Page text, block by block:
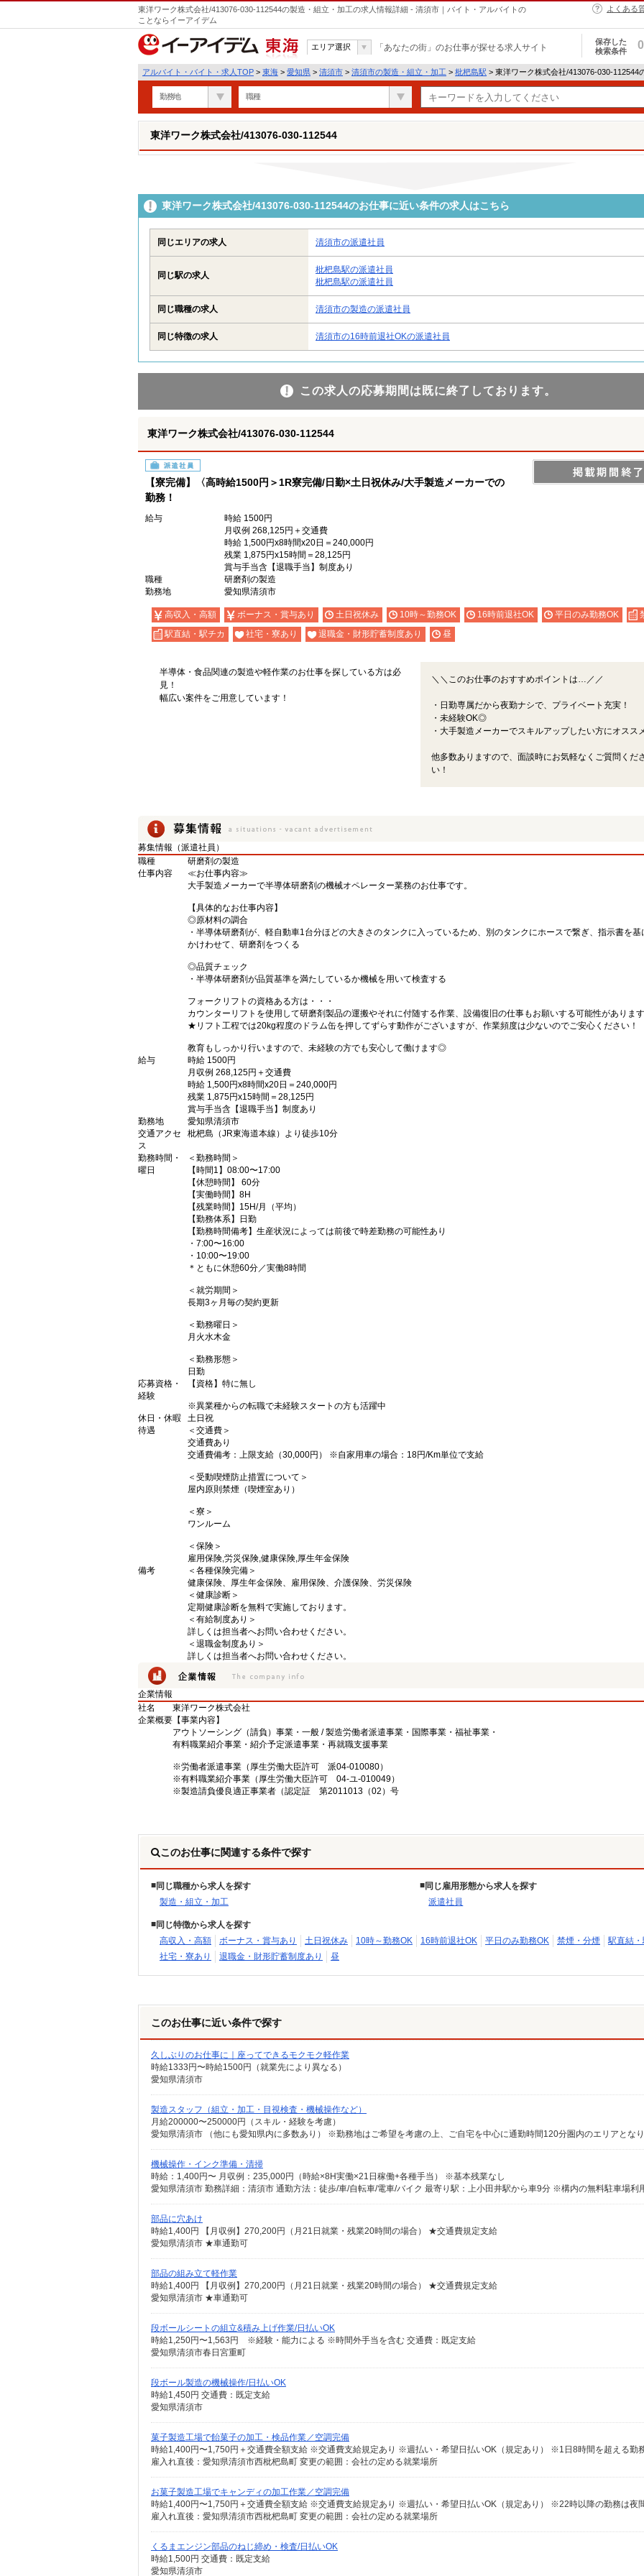
東洋ワーク株式会社/413076-030-112544の製造・組立・加工の求人情報詳細 - 清須市｜バイト・アルバイトの
ことならイーアイデム
よくある
東海
エリア選択 「あなたの街」のお仕事が探せる求人サイト
保存した
検索条件
0
アルバイト・バイト・求人TOP > 東海 > 愛知県 > 清須市 > 清須市の製造・組立・加工 > 枇杷島駅 > 東洋ワーク株式会社/413076-030-112544
勤務地 職種
東洋ワーク株式会社/413076-030-112544
東洋ワーク株式会社/413076-030-112544のお仕事に近い条件の求人はこちら
同じエリアの求人 清須市の派遣社員
同じ駅の求人
枇杷島駅の派遣社員
枇杷島駅の派遣社員
同じ職種の求人 清須市の製造の派遣社員
同じ特徴の求人 清須市の16時前退社OKの派遣社員
この求人の応募期間は既に終了しております。
東洋ワーク株式会社/413076-030-112544
派遣社員
【寮完備】〈高時給1500円＞1R寮完備/日勤×土日祝休み/大手製造メーカーでの
勤務！
給与
時給 1500円
月収例 268,125円＋交通費
時給 1,500円x8時間x20日＝240,000円
残業 1,875円x15時間＝28,125円
賞与手当含【退職手当】制度あり
職種
研磨剤の製造
勤務地
愛知県清須市
高収入・高額 ボーナス・賞与あり 土日祝休み 10時～勤務OK 16時前退社OK 平日のみ勤務OK
駅直結・駅チカ
社宅・寮あり 退職金・財形貯蓄制度あり 昼
半導体・食品関連の製造や軽作業のお仕事を探している方は必
見！
幅広い案件をご用意しています！
＼＼このお仕事のおすすめポイントは…／／
・日勤専属だから夜勤ナシで、プライベート充実！
・未経験OK◎
・大手製造メーカーでスキルアップしたい方にオスス
他多数ありますので、面談時にお気軽なくご質問くだ
い！
募集情報（派遣社員）
職種
研磨剤の製造
仕事内容
≪お仕事内容≫
大手製造メーカーで半導体研磨剤の機械オペレーター業務のお仕事です。
【具体的なお仕事内容】
◎原材料の調合
・半導体研磨剤が、軽自動車1台分ほどの大きさのタンクに入っているため、別のタンクにホースで繋ぎ、指示書を基
かけわせて、研磨剤をつくる
◎品質チェック
・半導体研磨剤が品質基準を満たしているか機械を用いて検査する
フォークリフトの資格ある方は・・・
カウンターリフトを使用して研磨剤製品の運搬やそれに付随する作業、設備復旧の仕事もお願いする可能性があります
★リフト工程では20kg程度のドラム缶を押してずらす動作がございますが、作業頻度は少ないのでご安心ください！
教育もしっかり行いますので、未経験の方でも安心して働けます◎
給与
時給 1500円
月収例 268,125円＋交通費
時給 1,500円x8時間x20日＝240,000円
残業 1,875円x15時間＝28,125円
賞与手当含【退職手当】制度あり
勤務地
愛知県清須市
交通アクセ
ス
枇杷島（JR東海道本線）より徒歩10分
勤務時間・
曜日
＜勤務時間＞
【時間1】08:00〜17:00
【休憩時間】 60分
【実働時間】8H
【残業時間】15H/月（平均）
【勤務体系】日勤
【勤務時間備考】生産状況によっては前後で時差勤務の可能性あり
・7:00〜16:00
・10:00〜19:00
＊ともに休憩60分／実働8時間
＜就労期間＞
長期3ヶ月毎の契約更新
＜勤務曜日＞
月火水木金
＜勤務形態＞
日勤
応募資格・
経験
【資格】特に無し
※異業種からの転職で未経験スタートの方も活躍中
休日・休暇
土日祝
待遇
＜交通費＞
交通費あり
交通費備考：上限支給（30,000円） ※自家用車の場合：18円/Km単位で支給
＜受動喫煙防止措置について＞
屋内原則禁煙（喫煙室あり）
＜寮＞
ワンルーム
＜保険＞
雇用保険,労災保険,健康保険,厚生年金保険
備考
＜各種保険完備＞
健康保険、厚生年金保険、雇用保険、介護保険、労災保険
＜健康診断＞
定期健康診断を無料で実施しております。
＜有給制度あり＞
詳しくは担当者へお問い合わせください。
＜退職金制度あり＞
詳しくは担当者へお問い合わせください。
企業情報
社名
東洋ワーク株式会社
企業概要 【事業内容】
アウトソーシング（請負）事業・一般 / 製造労働者派遣事業・国際事業・福祉事業・
有料職業紹介事業・紹介予定派遣事業・再就職支援事業
※労働者派遣事業（厚生労働大臣許可 派04-010080）
※有料職業紹介事業（厚生労働大臣許可 04-ユ-010049）
※製造請負優良適正事業者（認定証 第2011013（02）号
このお仕事に関連する条件で探す
同じ職種から求人を探す
製造・組立・加工
同じ雇用形態から求人を探す
派遣社員
同じ特徴から求人を探す
高収入・高額
ボーナス・賞与あり 土日祝休み 10時～勤務OK 16時前退社OK 平日のみ勤務OK 禁煙・分煙
駅直結・
社宅・寮あり
退職金・財形貯蓄制度あり 昼
このお仕事に近い条件で探す
久しぶりのお仕事に｜座ってできるモクモク軽作業
時給1333円〜時給1500円（就業先により異なる）
愛知県清須市
製造スタッフ（組立・加工・目視検査・機械操作など）
月給200000〜250000円（スキル・経験を考慮）
機械操作・インク準備・清掃
時給：1,400円〜 月収例：235,000円（時給×8H実働×21日稼働+各種手当） ※基本残業なし
愛知県清須市 勤務詳細：清須市 通勤方法：徒歩/車/自転車/電車/バイク 最寄り駅：上小田井駅から車9分 ※構内の無料駐車場利
部品に穴あけ
時給1,400円 【月収例】270,200円（月21日就業・残業20時間の場合） ★交通費規定支給
愛知県清須市 ★車通勤可
部品の組み立て軽作業
時給1,400円 【月収例】270,200円（月21日就業・残業20時間の場合） ★交通費規定支給
愛知県清須市 ★車通勤可
段ボールシートの組立&積み上げ作業/日払いOK
時給1,250円〜1,563円 ※経験・能力による ※時間外手当を含む 交通費：既定支給
愛知県清須市春日宮重町
段ボール製造の機械操作/日払いOK
時給1,450円 交通費：既定支給
愛知県清須市
菓子製造工場で飴菓子の加工・検品作業／空調完備
雇入れ直後：愛知県清須市西枇杷島町 変更の範囲：会社の定める就業場所
お菓子製造工場でキャンディの加工作業／空調完備
雇入れ直後：愛知県清須市西枇杷島町 変更の範囲：会社の定める就業場所
くるまエンジン部品のねじ締め・検査/日払いOK
時給1,500円 交通費：既定支給
愛知県清須市